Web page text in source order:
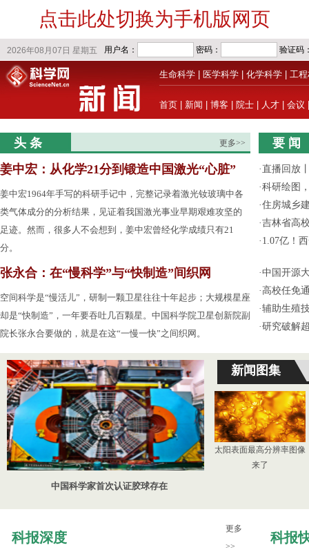
点击此处切换为手机版网页
生命科学 医学科学 化学科学 工
首页 新闻 博客 院士 人才 会议
头 条 更多>>
姜中宏：从化学21分到锻造中国激光“心脏”
姜中宏1964年手写的科研手记中，完整记录着激光钕玻璃中各
类气体成分的分析结果，见证着我国激光事业早期艰难攻坚的
足迹。然而，很多人不会想到，姜中宏曾经化学成绩只有21
分。
张永合：在“慢科学”与“快制造”间织网
空间科学是“慢活儿”，研制一颗卫星往往十年起步；大规模星座
却是“快制造”，一年要吞吐几百颗星。中国科学院卫星创新院副
院长张永合要做的，就是在这“一慢一快”之间织网。
要 闻
·直播回放
·科研绘图
·住房城乡
·吉林省高
· 1.07亿！
·中国开源
· 高校任免
·辅助生殖
·研究破解
中国科学家首次认证胶球存在
新闻图集
太阳表面最高分辨率图像
来了
科报深度
更多
>>
科报